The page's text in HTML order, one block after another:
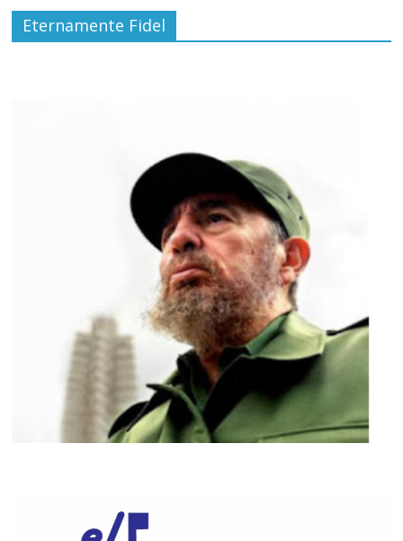
Eternamente Fidel